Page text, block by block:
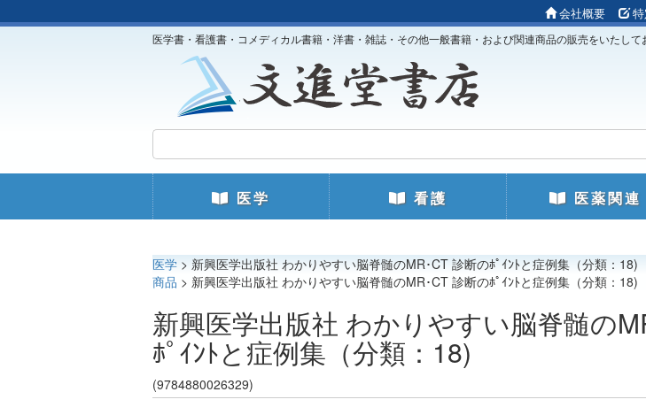
会社概要
医学書・看護書・コメディカル書籍・洋書・雑誌・その他一般書籍・および関連商品の販売をいたして
医学 看護 医薬関連
医学 > 新興医学出版社 わかりやすい脳脊髄のMR･CT 診断のﾎﾟｲﾝﾄと症例集（分類：18)
商品 > 新興医学出版社 わかりやすい脳脊髄のMR･CT 診断のﾎﾟｲﾝﾄと症例集（分類：18)
新興医学出版社 わかりやすい脳脊髄の
ﾎﾟｲﾝﾄと症例集（分類：18)
(9784880026329)